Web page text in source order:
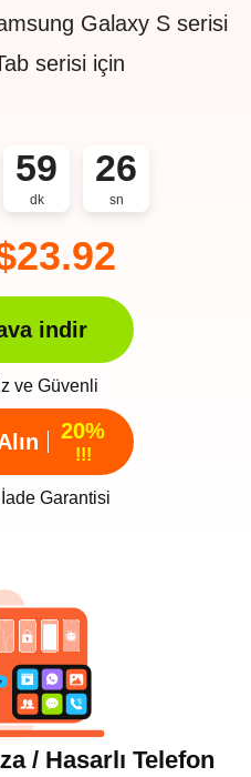
Galaxy S serisi
serisi için
59
dk
26
sn
indir
ve Güvenli
20%
!!!
Garantisi
/ Hasarlı Telefon